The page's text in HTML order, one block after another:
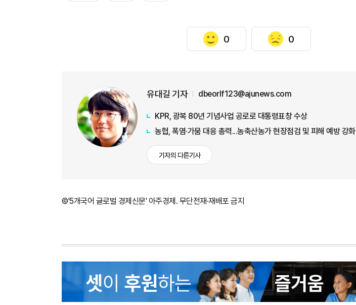
0 0
유대길 기자 dbeorlf123@ajunews.com
KPR, 광복 80년 기념사업 공로로 대통령표창 수상
농협, 폭염·가뭄 대응 총력...농축산농가 현장점검 및 피해 예방 강화
기자의 다른기사
©'5개국어 글로벌 경제신문' 아주경제. 무단전재·재배포 금지